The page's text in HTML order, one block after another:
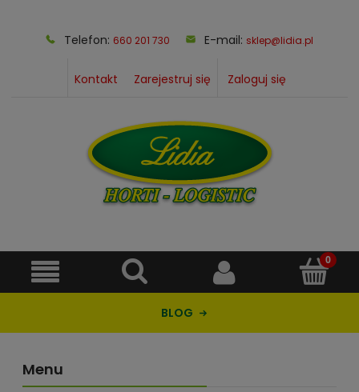
Telefon: 660 201 730 E-mail: sklep@lidia.pl
Kontakt Zarejestruj się Zaloguj się
BLOG
Menu